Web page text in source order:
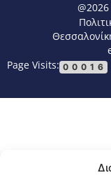
Page Visits: 00016